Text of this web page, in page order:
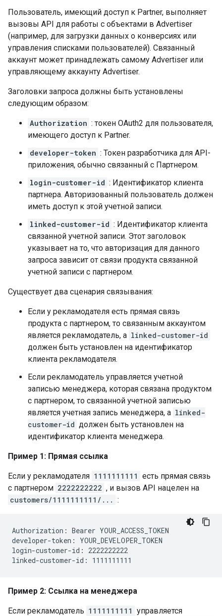
Пользователь, имеющий доступ к Partner, выполняет
вызовы API для работы с объектами в Advertiser
(например, для загрузки данных о конверсиях или
управления списками пользователей). Связанный
аккаунт может принадлежать самому Advertiser или
управляющему аккаунту Advertiser.
Заголовки запроса должны быть установлены
следующим образом:
Authorization : токен OAuth2 для пользователя,
имеющего доступ к Partner.
developer-token : Токен разработчика для API-
приложения, обычно связанный с Партнером.
login-customer-id : Идентификатор клиента
партнера. Авторизованный пользователь должен
иметь доступ к этой учетной записи.
linked-customer-id : Идентификатор клиента
связанной учетной записи. Этот заголовок
указывает на то, что авторизация для данного
запроса зависит от связи продукта связанной
учетной записи с партнером.
Существует два сценария связывания:
Если у рекламодателя есть прямая связь
продукта с партнером, то связанным аккаунтом
является рекламодатель, а linked-customer-id
должен быть установлен на идентификатор
клиента рекламодателя.
Если рекламодатель управляется учетной
записью менеджера, которая связана продуктом
с партнером, то связанной учетной записью
является учетная запись менеджера, а linked-
customer-id должен быть установлен на
идентификатор клиента менеджера.
Пример 1: Прямая ссылка
Если у рекламодателя 1111111111 есть прямая связь
с партнером 2222222222 , и вызов API нацелен на
customers/1111111111/... :
Authorization: Bearer YOUR_ACCESS_TOKEN
developer-token: YOUR_DEVELOPER_TOKEN
login-customer-id: 2222222222
Пример 2: Ссылка на менеджера
Если рекламодатель 1111111111 управляется